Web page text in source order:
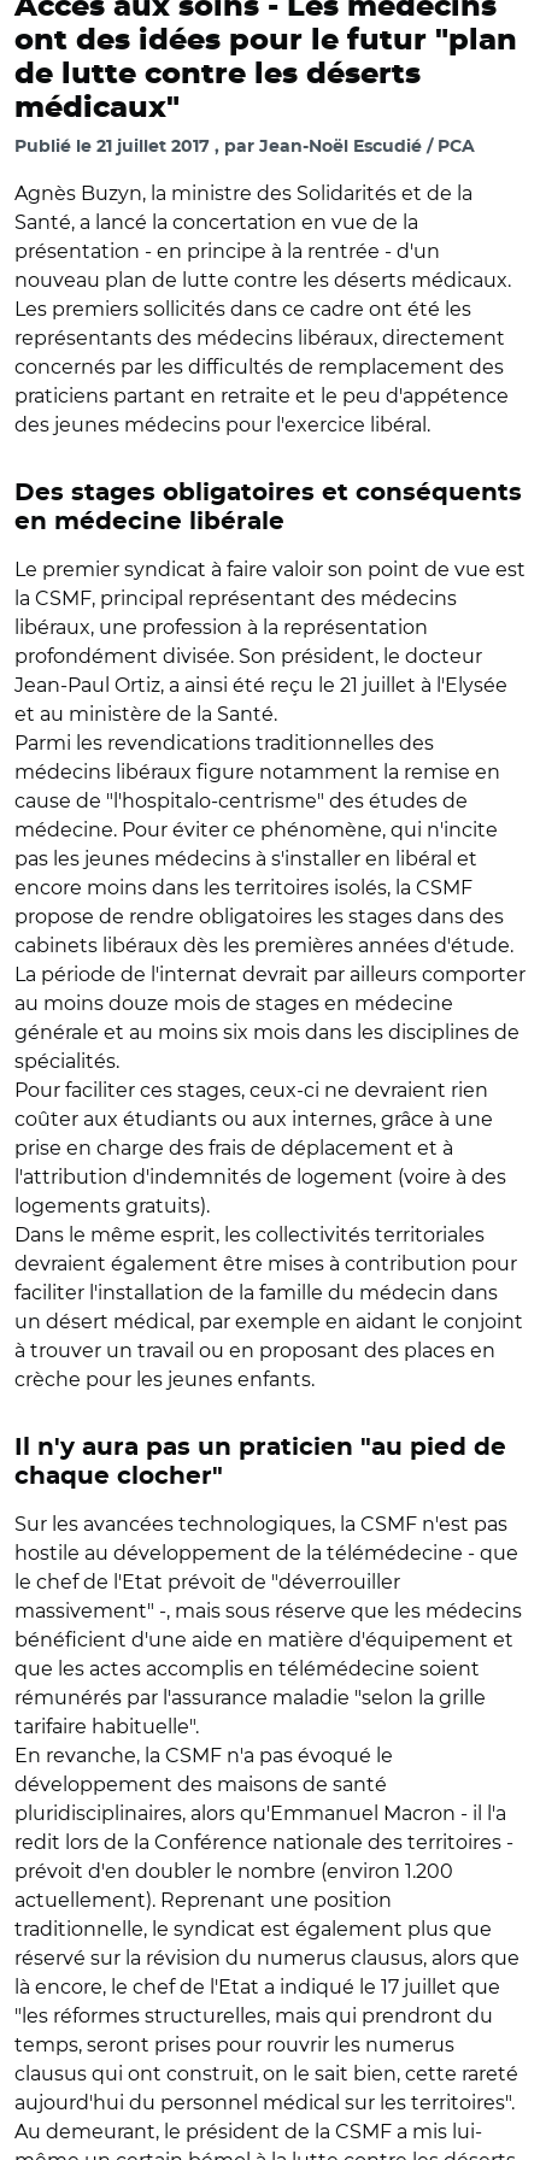
Accès aux soins - Les médecins
ont des idées pour le futur "plan
de lutte contre les déserts
médicaux"
Publié le 21 juillet 2017 par Jean-Noël Escudié / PCA
Agnès Buzyn, la ministre des Solidarités et de la
Santé, a lancé la concertation en vue de la
présentation - en principe à la rentrée - d'un
nouveau plan de lutte contre les déserts médicaux.
Les premiers sollicités dans ce cadre ont été les
représentants des médecins libéraux, directement
concernés par les difficultés de remplacement des
praticiens partant en retraite et le peu d'appétence
des jeunes médecins pour l'exercice libéral.
Des stages obligatoires et conséquents
en médecine libérale
Le premier syndicat à faire valoir son point de vue est
la CSMF, principal représentant des médecins
libéraux, une profession à la représentation
profondément divisée. Son président, le docteur
Jean-Paul Ortiz, a ainsi été reçu le 21 juillet à l'Elysée
et au ministère de la Santé.
Parmi les revendications traditionnelles des
médecins libéraux figure notamment la remise en
cause de "l'hospitalo-centrisme" des études de
médecine. Pour éviter ce phénomène, qui n'incite
pas les jeunes médecins à s'installer en libéral et
encore moins dans les territoires isolés, la CSMF
propose de rendre obligatoires les stages dans des
cabinets libéraux dès les premières années d'étude.
La période de l'internat devrait par ailleurs comporter
au moins douze mois de stages en médecine
générale et au moins six mois dans les disciplines de
spécialités.
Pour faciliter ces stages, ceux-ci ne devraient rien
coûter aux étudiants ou aux internes, grâce à une
prise en charge des frais de déplacement et à
l'attribution d'indemnités de logement (voire à des
logements gratuits).
Dans le même esprit, les collectivités territoriales
devraient également être mises à contribution pour
faciliter l'installation de la famille du médecin dans
un désert médical, par exemple en aidant le conjoint
à trouver un travail ou en proposant des places en
crèche pour les jeunes enfants.
Il n'y aura pas un praticien "au pied de
chaque clocher"
Sur les avancées technologiques, la CSMF n'est pas
hostile au développement de la télémédecine - que
le chef de l'Etat prévoit de "déverrouiller
massivement" -, mais sous réserve que les médecins
bénéficient d'une aide en matière d'équipement et
que les actes accomplis en télémédecine soient
rémunérés par l'assurance maladie "selon la grille
tarifaire habituelle".
En revanche, la CSMF n'a pas évoqué le
développement des maisons de santé
pluridisciplinaires, alors qu'Emmanuel Macron - il l'a
redit lors de la Conférence nationale des territoires -
prévoit d'en doubler le nombre (environ 1.200
actuellement). Reprenant une position
traditionnelle, le syndicat est également plus que
réservé sur la révision du numerus clausus, alors que
là encore, le chef de l'Etat a indiqué le 17 juillet que
"les réformes structurelles, mais qui prendront du
temps, seront prises pour rouvrir les numerus
clausus qui ont construit, on le sait bien, cette rareté
aujourd'hui du personnel médical sur les territoires".
Au demeurant, le président de la CSMF a mis lui-